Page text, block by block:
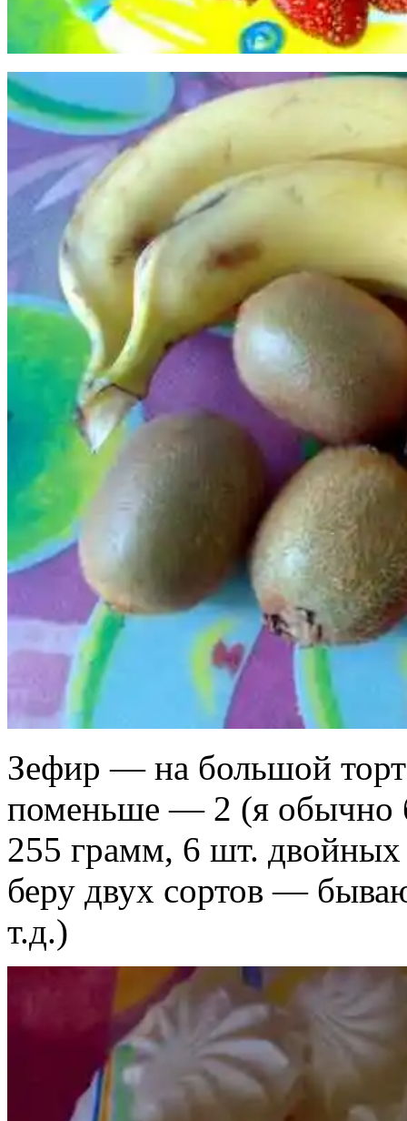
Зефир — на большой
поменьше — 2 (я обычно
255 грамм, 6 шт.
беру двух сортов —
т.д.)